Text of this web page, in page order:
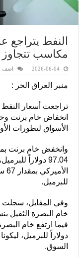
النفط يتراجع
مكاسب تتجاوز 5%
2026-06-04 اضف
منبر العراق الحر :
تراجعت أسعار النفط
انخفاض خام برنت
الأسواق لتطورات
97.04 دولاراً
للبرميل.
وفي المقابل، سجلت
دولاراً للبرميل،
السوق.